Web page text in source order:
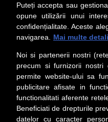
Puteți accepta sau
opune utilizării unui
confidențialitate. Aceste
navigarea.
Mai multe
Noi si partenerii nostri
precum si furnizorii
permite website-ului sa
publicitare afisate in
functionalitati aferente
Beneficiati de drepturile
datelor cu caracter